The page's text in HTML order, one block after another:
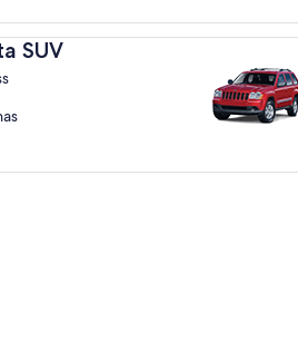
SUV
Jeep Compass